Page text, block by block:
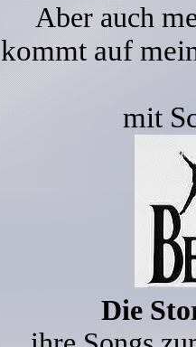
Aber auch
kommt auf
mit
Die